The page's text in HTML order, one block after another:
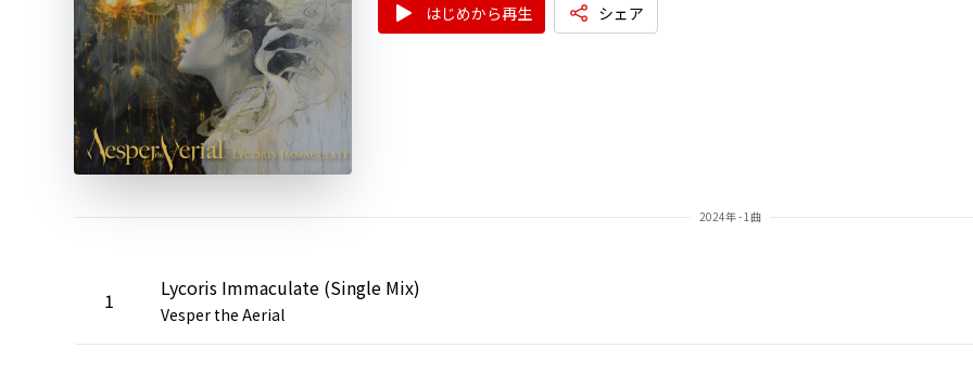
はじめから再生 シェア
2024年 - 1曲
1 Lycoris Immaculate (Single Mix)
Vesper the Aerial